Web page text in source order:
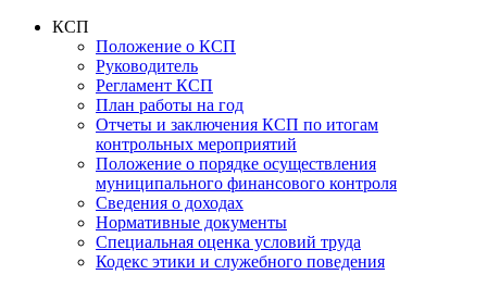
КСП
Положение о КСП
Руководитель
Регламент КСП
План работы на год
Отчеты и заключения КСП по итогам
контрольных мероприятий
Положение о порядке осуществления
муниципального финансового контроля
Сведения о доходах
Нормативные документы
Специальная оценка условий труда
Кодекс этики и служебного поведения